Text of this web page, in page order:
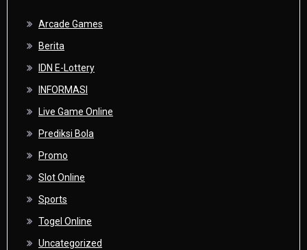
Arcade Games
Berita
IDN E-Lottery
INFORMASI
Live Game Online
Prediksi Bola
Promo
Slot Online
Sports
Togel Online
Uncategorized